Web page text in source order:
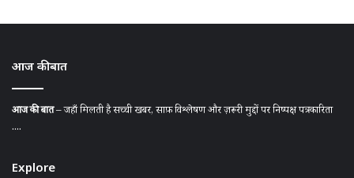
आज की बात
आज की बात– जहाँ मिलती है सच्ची खबर, साफ़ विश्लेषण और ज़रूरी मुद्दों पर निष्पक्ष पत्रकारिता
....
Explore